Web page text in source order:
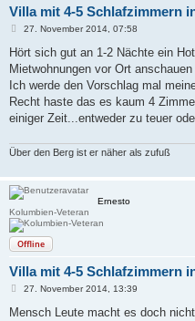
Villa mit 4-5 Schlafzimmern
B
i
r
a
27. November 2014, 07:58
Hört sich gut an 1-2 Nächte ein
Mietwohnungen vor Ort
Ich werde den Vorschlag mal
Recht haste das es kaum 4
einiger Zeit...entweder zu teuer
Über den Berg ist er näher als zufuß
Ernesto
Kolumbien-Veteran
Offline
Villa mit 4-5 Schlafzimmern
B
i
27. November 2014, 13:39
Mensch Leute macht es doch